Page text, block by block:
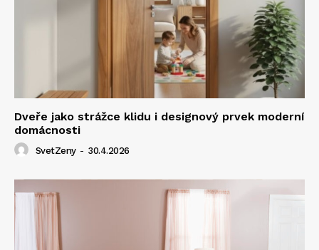
Dveře jako strážce klidu i designový prvek moderní
domácnosti
SvetZeny - 30.4.2026